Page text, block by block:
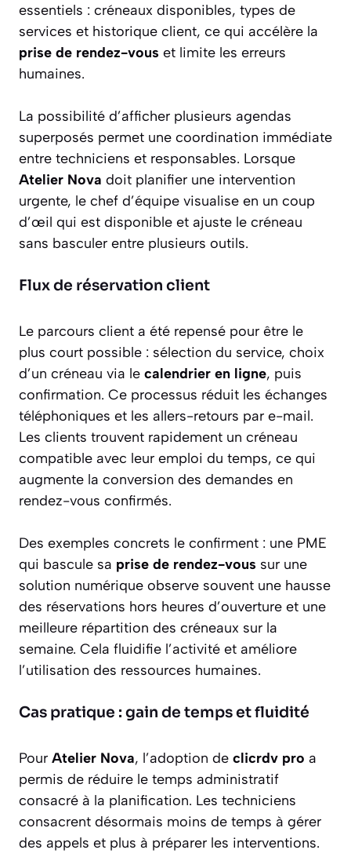
essentiels : créneaux disponibles, types de
services et historique client, ce qui accélère la
prise de rendez-vous et limite les erreurs
humaines.
La possibilité d’afficher plusieurs agendas
superposés permet une coordination immédiate
entre techniciens et responsables. Lorsque
Atelier Nova doit planifier une intervention
urgente, le chef d’équipe visualise en un coup
d’œil qui est disponible et ajuste le créneau
sans basculer entre plusieurs outils.
Flux de réservation client
Le parcours client a été repensé pour être le
plus court possible : sélection du service, choix
d’un créneau via le calendrier en ligne, puis
confirmation. Ce processus réduit les échanges
téléphoniques et les allers-retours par e-mail.
Les clients trouvent rapidement un créneau
compatible avec leur emploi du temps, ce qui
augmente la conversion des demandes en
rendez-vous confirmés.
Des exemples concrets le confirment : une PME
qui bascule sa prise de rendez-vous sur une
solution numérique observe souvent une hausse
des réservations hors heures d’ouverture et une
meilleure répartition des créneaux sur la
semaine. Cela fluidifie l’activité et améliore
l’utilisation des ressources humaines.
Cas pratique : gain de temps et fluidité
Pour Atelier Nova, l’adoption de clicrdv pro a
permis de réduire le temps administratif
consacré à la planification. Les techniciens
consacrent désormais moins de temps à gérer
des appels et plus à préparer les interventions.